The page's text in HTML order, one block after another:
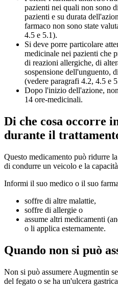
pazienti nei quali non sono
pazienti e su durata
farmaco non sono state
4.5 e 5.1).
Si deve porre particolare
medicinale nei pazienti che
di reazioni allergiche, di
sospensione dell'unguento,
(vedere paragrafi 4.2, 4.5 e
Dopo l'inizio dell'azione,
14 ore-medicinali.
Di che cosa occorre
durante il
Questo medicamento può ridurre
di condurre un veicolo e la
Informi il suo medico o il suo
soffre di altre malattie,
soffre di allergie o
assume altri medicamenti
o li applica esternamente.
Quando non si può
Non si può assumere Augmentin
del fegato o se ha un'ulcera